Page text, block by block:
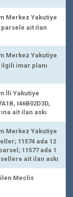
Merkez Yakutiye
parsele ait ilan
Merkez Yakutiye
imar planı
İli Yakutiye
I46B02D3D,
ait ilan askı
Merkez Yakutiye
11574 ada 12
11577 ada 1
ait ilan askı
Meclis